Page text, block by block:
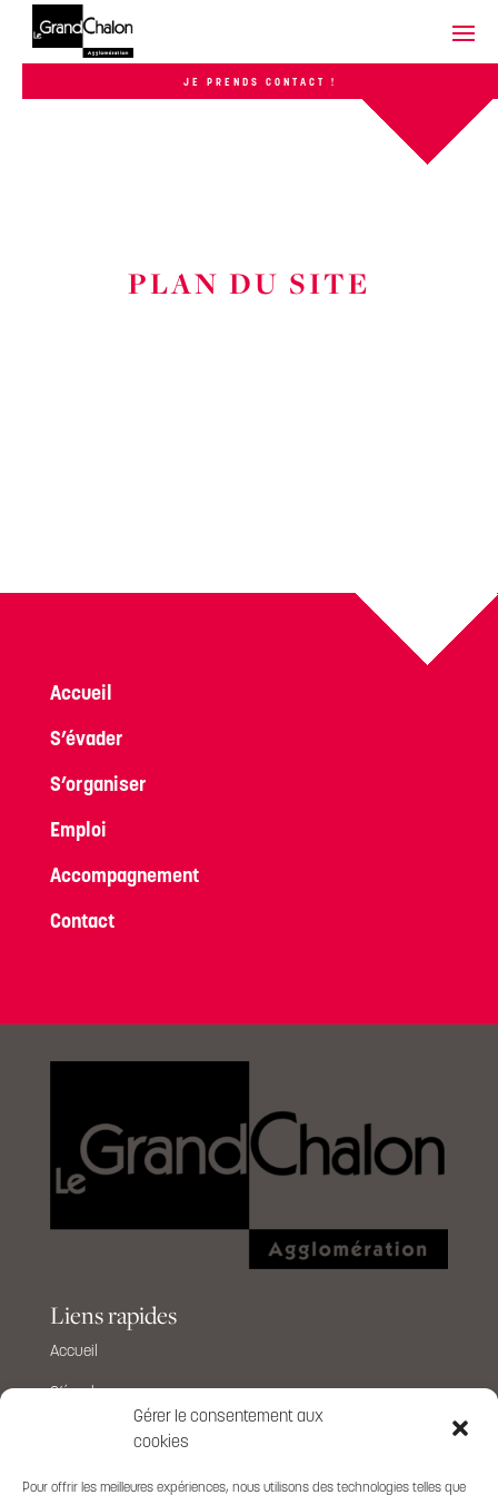
Gérer le consentement aux
cookies
Pour offrir les meilleures expériences, nous utilisons des technologies telles que
JE PRENDS CONTACT !
PLAN DU SITE
Accueil
S’évader
S’organiser
Emploi
Accompagnement
Contact
Liens rapides
Accueil
S’évader